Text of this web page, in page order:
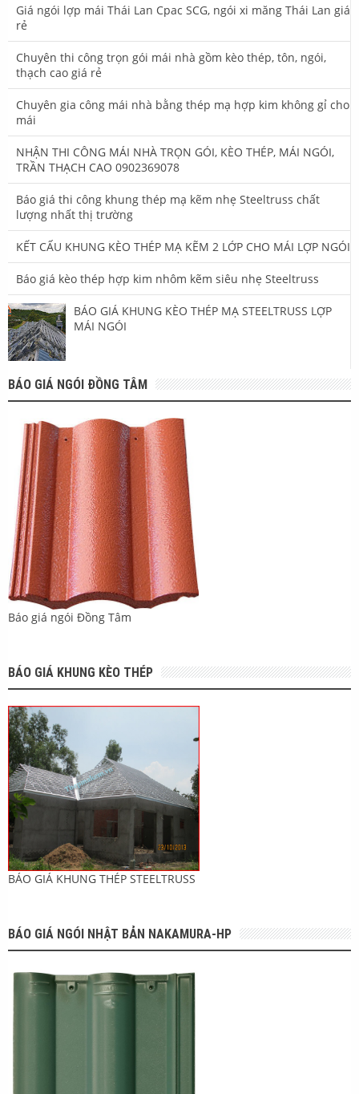
Giá ngói lợp mái Thái Lan Cpac SCG, ngói xi măng Thái Lan giá
rẻ
Chuyên thi công trọn gói mái nhà gồm kèo thép, tôn, ngói,
thạch cao giá rẻ
Chuyên gia công mái nhà bằng thép mạ hợp kim không gỉ cho
mái
NHẬN THI CÔNG MÁI NHÀ TRỌN GÓI, KÈO THÉP, MÁI NGÓI,
TRẦN THẠCH CAO 0902369078
Báo giá thi công khung thép mạ kẽm nhẹ Steeltruss chất
lượng nhất thị trường
KẾT CẤU KHUNG KÈO THÉP MẠ KẼM 2 LỚP CHO MÁI LỢP NGÓI
Báo giá kèo thép hợp kim nhôm kẽm siêu nhẹ Steeltruss
BÁO GIÁ KHUNG KÈO THÉP MẠ STEELTRUSS LỢP
MÁI NGÓI
BÁO GIÁ NGÓI ĐỒNG TÂM
Báo giá ngói Đồng Tâm
BÁO GIÁ KHUNG KÈO THÉP
BÁO GIÁ KHUNG THÉP STEELTRUSS
BÁO GIÁ NGÓI NHẬT BẢN NAKAMURA-HP